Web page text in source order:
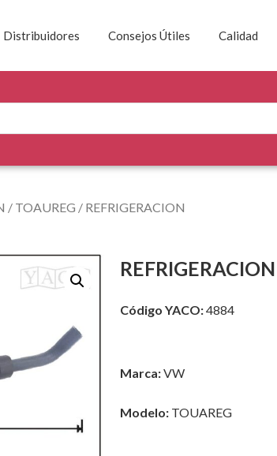
Distribuidores Consejos Útiles Calidad
/ TOAUREG / REFRIGERACION
REFRIGERACION
Código YACO:4884
Marca:VW
Modelo:TOUAREG